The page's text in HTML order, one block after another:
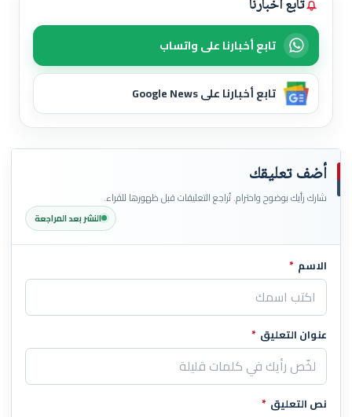
تابع أخبارنا
تابع أخبارنا على واتساب
تابع أخبارنا على Google News
أضف تعليقك
شارك رأيك بوضوح واحترام. تُراجع التعليقات قبل ظهورها للقراء.
النشر بعد المراجعة
اترك هذا الحقل فارغاً
الاسم *
عنوان التعليق *
نص التعليق *